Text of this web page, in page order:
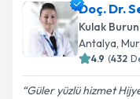
Doç. Dr.
Kulak
Antalya,
4.9 (432
Güler yüzlü hizmet